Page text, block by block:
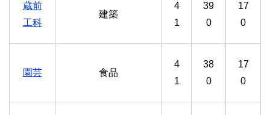
蔵前
工科
建築
4
1
39
0
17
0
園芸 食品
4
1
38
0
17
0